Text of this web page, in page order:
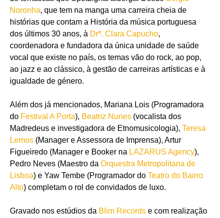
Noronha, que tem na manga uma carreira cheia de
histórias que contam a História da música portuguesa
dos últimos 30 anos, à Drª. Clara Capucho,
coordenadora e fundadora da única unidade de saúde
vocal que existe no país, os temas vão do rock, ao pop,
ao jazz e ao clássico, à gestão de carreiras artísticas e à
igualdade de género.
Além dos já mencionados, Mariana Lois (Programadora
do Festival A Porta), Beatriz Nunes (vocalista dos
Madredeus e investigadora de Etnomusicologia), Teresa
Lemos (Manager e Assessora de Imprensa), Artur
Figueiredo (Manager e Booker na LAZARUS Agency),
Pedro Neves (Maestro da Orquestra Metropolitana de
Lisboa) e Yaw Tembe (Programador do Teatro do Bairro
Alto) completam o rol de convidados de luxo.
Gravado nos estúdios da Blim Records e com realização